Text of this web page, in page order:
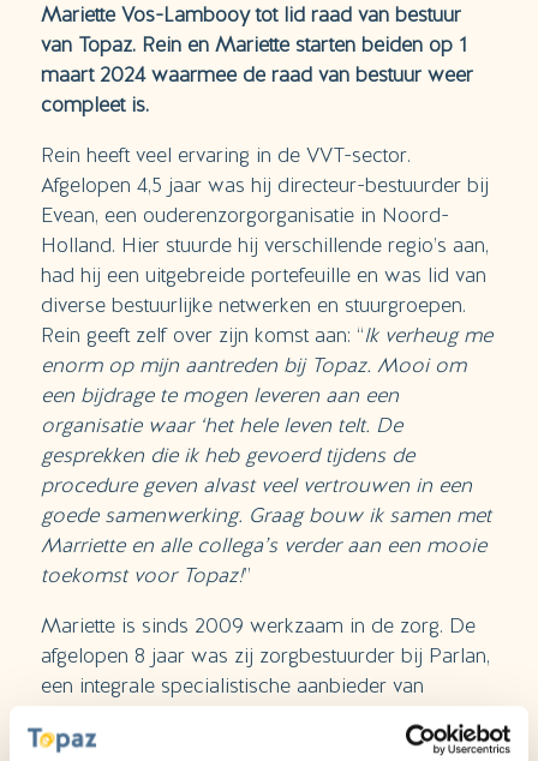
Mariette Vos-Lambooy tot lid raad van bestuur
van Topaz. Rein en Mariette starten beiden op 1
maart 2024 waarmee de raad van bestuur weer
compleet is.
Rein heeft veel ervaring in de VVT-sector.
Afgelopen 4,5 jaar was hij directeur-bestuurder bij
Evean, een ouderenzorgorganisatie in Noord-
Holland. Hier stuurde hij verschillende regio’s aan,
had hij een uitgebreide portefeuille en was lid van
diverse bestuurlijke netwerken en stuurgroepen.
Rein geeft zelf over zijn komst aan: “Ik verheug me
enorm op mijn aantreden bij Topaz. Mooi om
een bijdrage te mogen leveren aan een
organisatie waar ‘het hele leven telt. De
gesprekken die ik heb gevoerd tijdens de
procedure geven alvast veel vertrouwen in een
goede samenwerking. Graag bouw ik samen met
Marriette en alle collega’s verder aan een mooie
toekomst voor Topaz!”
Mariette is sinds 2009 werkzaam in de zorg. De
afgelopen 8 jaar was zij zorgbestuurder bij Parlan,
een integrale specialistische aanbieder van
brede ervaring in veranderopgaven en een